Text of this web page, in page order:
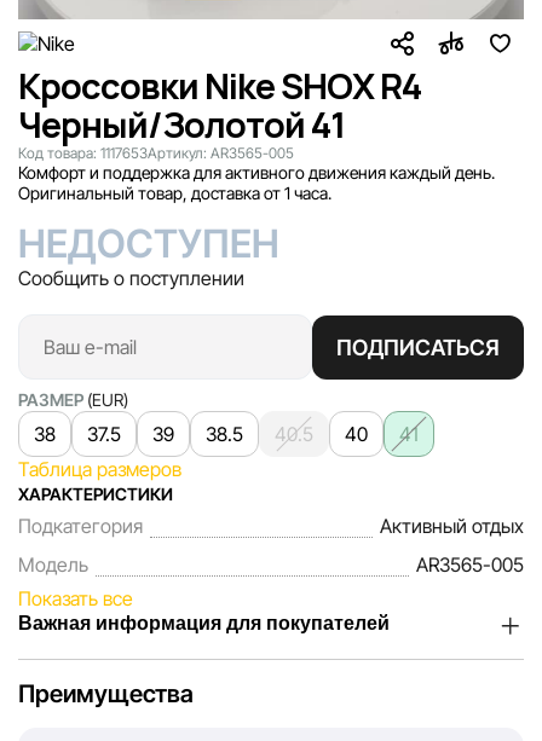
Кроссовки Nike SHOX R4
Черный/Золотой 41
Код товара: 1117653Артикул: AR3565-005
Комфорт и поддержка для активного движения каждый день.
Оригинальный товар, доставка от 1 часа.
НЕДОСТУПЕН
Сообщить о поступлении
ПОДПИСАТЬСЯ
РАЗМЕР (EUR)
38 37.5 39 38.5 40.5 40
41
Таблица размеров
ХАРАКТЕРИСТИКИ
Подкатегория
Активный отдых
Модель
AR3565-005
Показать все
Важная информация для покупателей
наших покупателей. Каждый день мы работаем над тем,
Преимущества